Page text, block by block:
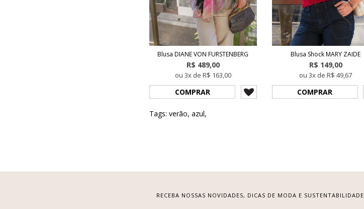
Blusa DIANE VON FURSTENBERG
R$ 489,00
ou 3x de R$ 163,00
COMPRAR
Blusa Shock MARY ZAIDE
R$ 149,00
ou 3x de R$ 49,67
COMPRAR
Tags: verão, azul,
RECEBA NOSSAS NOVIDADES, DICAS DE MODA E SUSTENTABILIDADE